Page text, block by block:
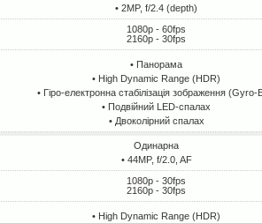
• 2MP, f/2.4 (depth)
1080p - 60fps
2160p - 30fps
• Панорама
• High Dynamic Range (HDR)
• Гіро-електронна стабілізація зображення (Gyro-
• Подвійний LED-спалах
• Двоколірний спалах
Одинарна
• 44MP, f/2.0, AF
1080p - 30fps
2160p - 30fps
• High Dynamic Range (HDR)